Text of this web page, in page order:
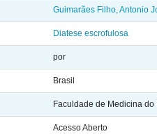
Guimarães Filho, Antonio
Diatese escrofulosa
por
Brasil
Faculdade de Medicina
Acesso Aberto